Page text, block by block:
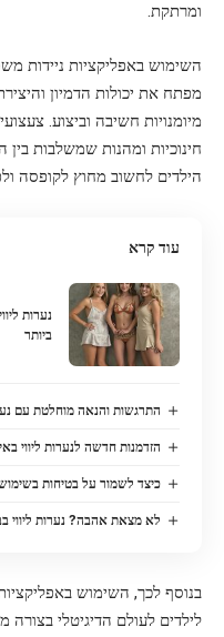
ומרתקת.
השימוש באפליקציות ניידות
מפתח את יכולות הדמיון
מיומנויות חשיבה וביצוע.
חינוכיות ומהנות שמשלבות
הילדים לחשוב מחוץ לקופסה
עוד קרא
נערות
ביותר
התרגשות והנאה מוחלטת עם
הזדמנות חדשה לנערות ליווי
כיצד לשמור על בטיחות בשימוש
לא מצאת אהבה? נערות ליווי
בנוסף לכך, השימוש
לילדים לעולם הדיגיטלי